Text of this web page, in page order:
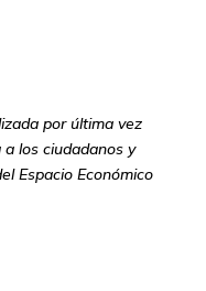
por última vez
los ciudadanos y
Espacio Económico